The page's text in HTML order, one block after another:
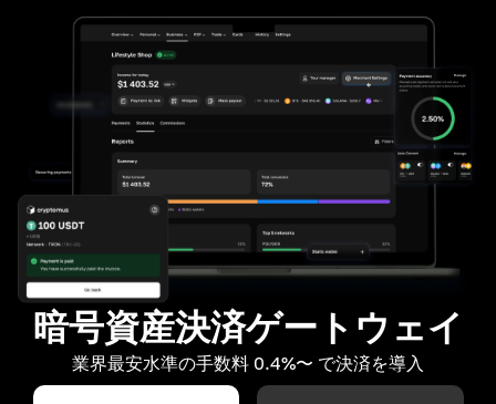
暗号資産決済ゲートウェイ
業界最安水準の手数料 0.4%〜 で決済を導入